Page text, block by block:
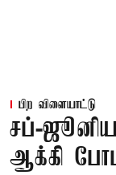
பிற விளையாட்டு
சப்-
ஆக்கி